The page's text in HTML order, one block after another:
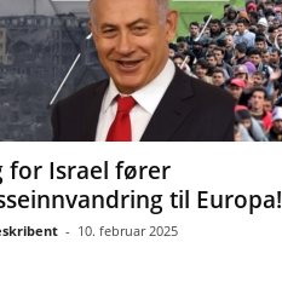
for Israel fører
til Europa!
- 10. februar 2025